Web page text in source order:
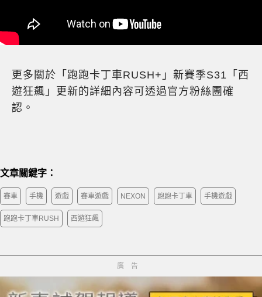
更多關於「跑跑卡丁車RUSH+」新賽季S31「西
遊狂飆」更新的詳細內容可透過官方粉絲團確
認。
文章關鍵字：
賽車 手機 遊戲 賽車遊戲 NEXON 跑跑卡丁車 手機遊戲
跑跑卡丁車RUSH 西遊狂飆
廣告